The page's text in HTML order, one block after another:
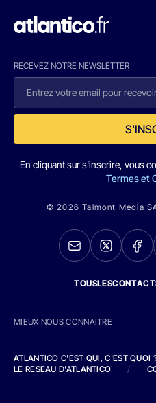
RECEVEZ NOTRE NEWSLETTER
En cliquant sur s'inscrire, vous
Termes et
© 2026 Talmont Media
MIEUX NOUS CONNAITRE
ATLANTICO C'EST QUI, C'EST QUOI
LE RESEAU D'ATLANTICO
/